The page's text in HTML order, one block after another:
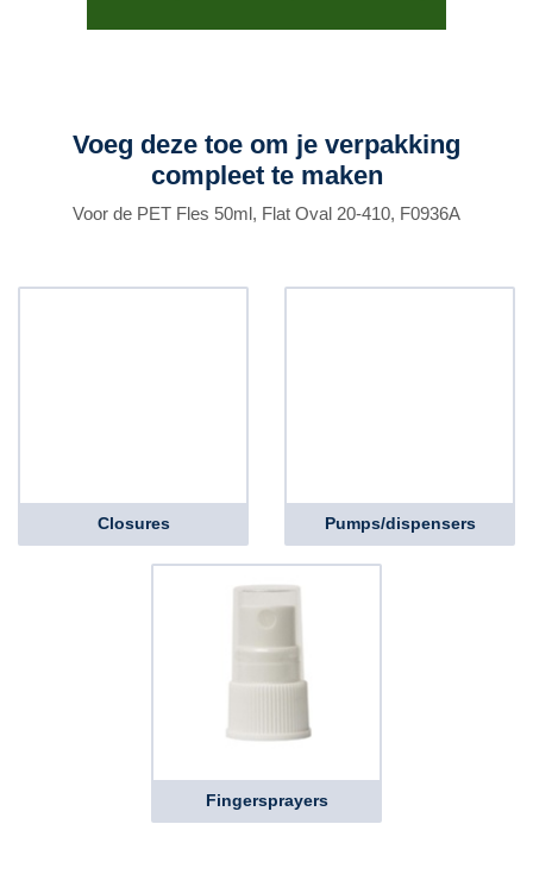
Voeg deze toe om je verpakking
compleet te maken
Voor de PET Fles 50ml, Flat Oval 20-410, F0936A
Closures Pumps/dispensers
Fingersprayers